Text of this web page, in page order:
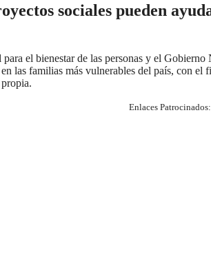
sociales pueden
el bienestar de las personas y el
las familias más vulnerables del país, con
Enlaces Patrocinados: